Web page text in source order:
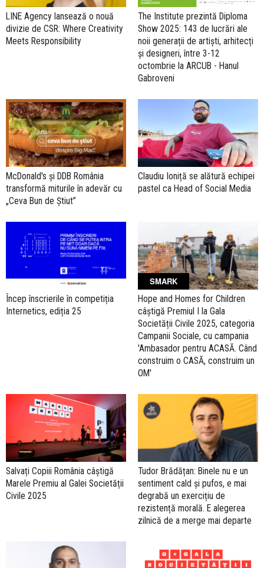
LINE Agency lansează o nouă
divizie de CSR: Where Creativity
Meets Responsibility
The Institute prezintă Diploma
Show 2025: 143 de lucrări ale
noii generații de artiști, arhitecți
și designeri, între 3-12
octombrie la ARCUB - Hanul
Gabroveni
McDonald's și DDB România
transformă miturile în adevăr cu
„Ceva Bun de Știut”
Claudiu Ioniță se alătură echipei
pastel ca Head of Social Media
Încep înscrierile în competiția
Internetics, ediția 25
SMARK
Hope and Homes for Children
câștigă Premiul I la Gala
Societății Civile 2025, categoria
Campanii Sociale, cu campania
'Ambasador pentru ACASĂ. Când
construim o CASĂ, construim un
OM'
Salvați Copiii România câștigă
Marele Premiu al Galei Societății
Civile 2025
Tudor Brădățan: Binele nu e un
sentiment cald și pufos, e mai
degrabă un exercițiu de
rezistență morală. E alegerea
zilnică de a merge mai departe